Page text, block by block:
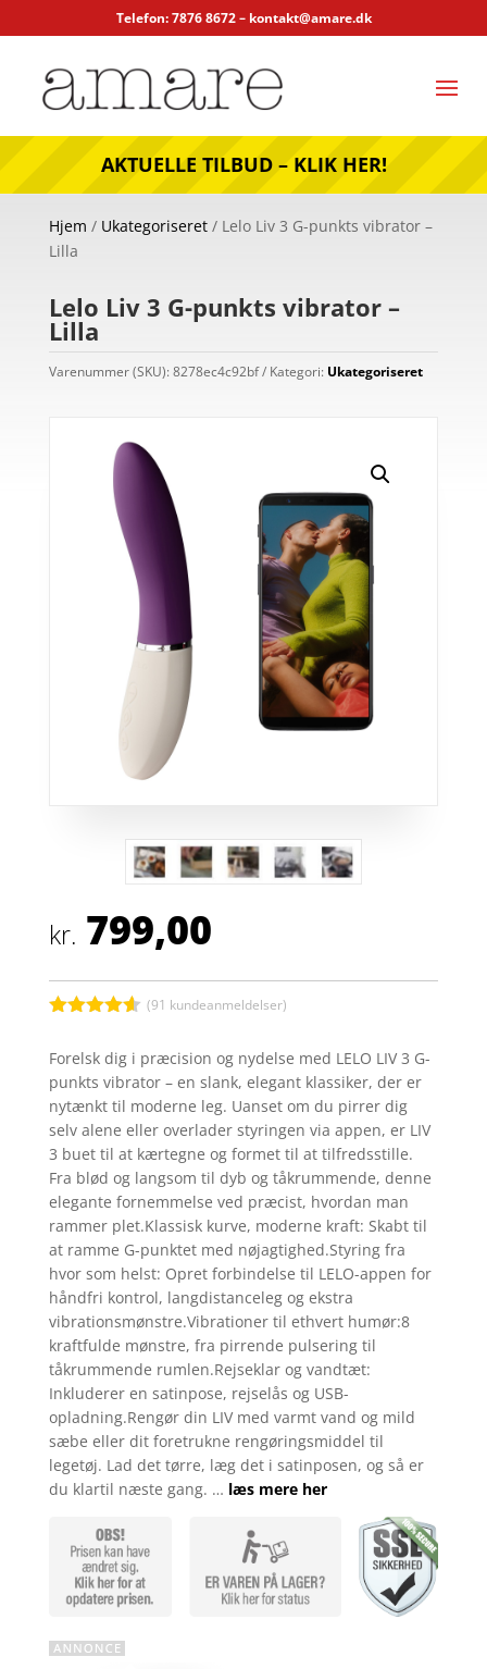
Telefon: 7876 8672 – kontakt@amare.dk
AKTUELLE TILBUD – KLIK HER!
Hjem / Ukategoriseret/ Lelo Liv 3 G-punkts vibrator –
Lilla
Lelo Liv 3 G-punkts vibrator –
Lilla
Varenummer (SKU): 8278ec4c92bf Kategori: Ukategoriseret
kr. 799,00
ud af 5
baseret
på
kundebedø
mmelser
(91 kundeanmeldelser)
Forelsk dig i præcision og nydelse med LELO LIV 3 G-
punkts vibrator – en slank, elegant klassiker, der er
nytænkt til moderne leg. Uanset om du pirrer dig
selv alene eller overlader styringen via appen, er LIV
3 buet til at kærtegne og formet til at tilfredsstille.
Fra blød og langsom til dyb og tåkrummende, denne
elegante fornemmelse ved præcist, hvordan man
rammer plet.Klassisk kurve, moderne kraft: Skabt til
at ramme G-punktet med nøjagtighed.Styring fra
hvor som helst: Opret forbindelse til LELO-appen for
håndfri kontrol, langdistanceleg og ekstra
vibrationsmønstre.Vibrationer til ethvert humør:8
kraftfulde mønstre, fra pirrende pulsering til
tåkrummende rumlen.Rejseklar og vandtæt:
Inkluderer en satinpose, rejselås og USB-
opladning.Rengør din LIV med varmt vand og mild
sæbe eller dit foretrukne rengøringsmiddel til
legetøj. Lad det tørre, læg det i satinposen, og så er
du klartil næste gang. … læs mere her